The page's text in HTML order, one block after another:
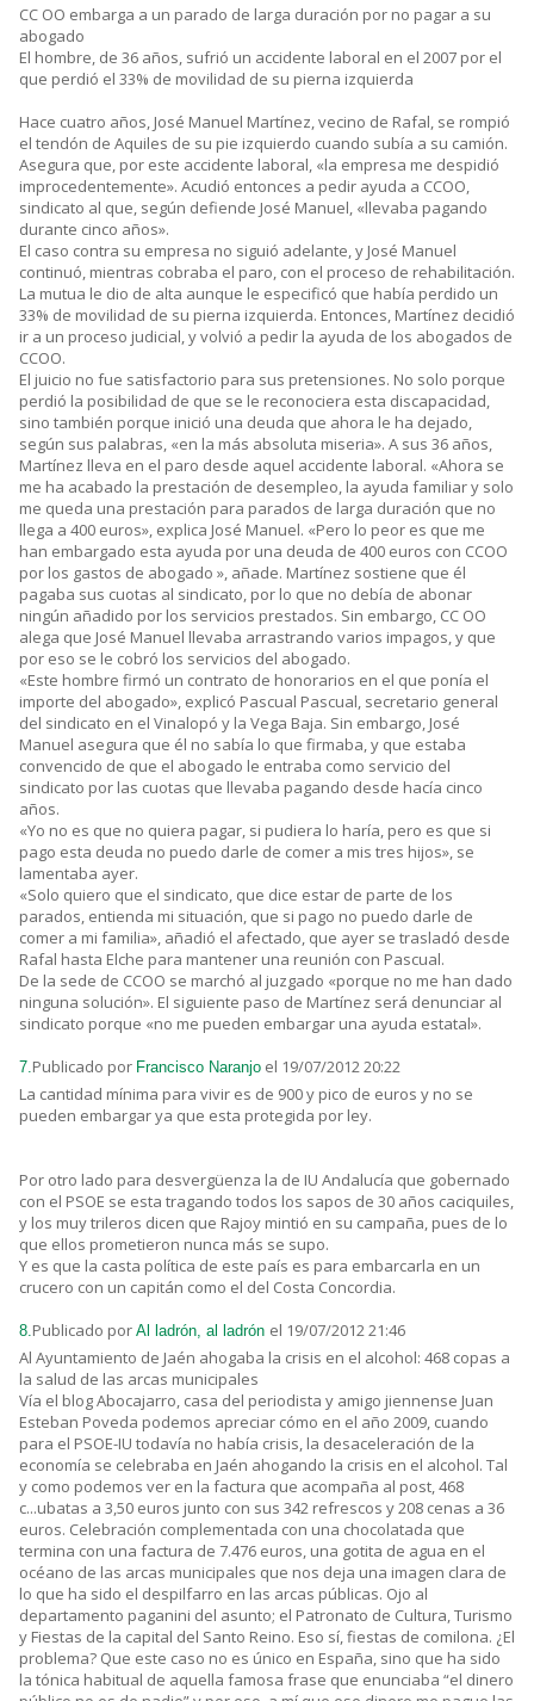
CC OO embarga a un parado de larga duración por no pagar a su
abogado
El hombre, de 36 años, sufrió un accidente laboral en el 2007 por el
que perdió el 33% de movilidad de su pierna izquierda
Hace cuatro años, José Manuel Martínez, vecino de Rafal, se rompió
el tendón de Aquiles de su pie izquierdo cuando subía a su camión.
Asegura que, por este accidente laboral, «la empresa me despidió
improcedentemente». Acudió entonces a pedir ayuda a CCOO,
sindicato al que, según defiende José Manuel, «llevaba pagando
durante cinco años».
El caso contra su empresa no siguió adelante, y José Manuel
continuó, mientras cobraba el paro, con el proceso de rehabilitación.
La mutua le dio de alta aunque le especificó que había perdido un
33% de movilidad de su pierna izquierda. Entonces, Martínez decidió
ir a un proceso judicial, y volvió a pedir la ayuda de los abogados de
CCOO.
El juicio no fue satisfactorio para sus pretensiones. No solo porque
perdió la posibilidad de que se le reconociera esta discapacidad,
sino también porque inició una deuda que ahora le ha dejado,
según sus palabras, «en la más absoluta miseria». A sus 36 años,
Martínez lleva en el paro desde aquel accidente laboral. «Ahora se
me ha acabado la prestación de desempleo, la ayuda familiar y solo
me queda una prestación para parados de larga duración que no
llega a 400 euros», explica José Manuel. «Pero lo peor es que me
han embargado esta ayuda por una deuda de 400 euros con CCOO
por los gastos de abogado », añade. Martínez sostiene que él
pagaba sus cuotas al sindicato, por lo que no debía de abonar
ningún añadido por los servicios prestados. Sin embargo, CC OO
alega que José Manuel llevaba arrastrando varios impagos, y que
por eso se le cobró los servicios del abogado.
«Este hombre firmó un contrato de honorarios en el que ponía el
importe del abogado», explicó Pascual Pascual, secretario general
del sindicato en el Vinalopó y la Vega Baja. Sin embargo, José
Manuel asegura que él no sabía lo que firmaba, y que estaba
convencido de que el abogado le entraba como servicio del
sindicato por las cuotas que llevaba pagando desde hacía cinco
años.
«Yo no es que no quiera pagar, si pudiera lo haría, pero es que si
pago esta deuda no puedo darle de comer a mis tres hijos», se
lamentaba ayer.
«Solo quiero que el sindicato, que dice estar de parte de los
parados, entienda mi situación, que si pago no puedo darle de
comer a mi familia», añadió el afectado, que ayer se trasladó desde
Rafal hasta Elche para mantener una reunión con Pascual.
De la sede de CCOO se marchó al juzgado «porque no me han dado
ninguna solución». El siguiente paso de Martínez será denunciar al
sindicato porque «no me pueden embargar una ayuda estatal».
7.Publicado por Francisco Naranjo el 19/07/2012 20:22
La cantidad mínima para vivir es de 900 y pico de euros y no se
pueden embargar ya que esta protegida por ley.
Por otro lado para desvergüenza la de IU Andalucía que gobernado
con el PSOE se esta tragando todos los sapos de 30 años caciquiles,
y los muy trileros dicen que Rajoy mintió en su campaña, pues de lo
que ellos prometieron nunca más se supo.
Y es que la casta política de este país es para embarcarla en un
crucero con un capitán como el del Costa Concordia.
8.Publicado por Al ladrón, al ladrón el 19/07/2012 21:46
Al Ayuntamiento de Jaén ahogaba la crisis en el alcohol: 468 copas a
la salud de las arcas municipales
Vía el blog Abocajarro, casa del periodista y amigo jiennense Juan
Esteban Poveda podemos apreciar cómo en el año 2009, cuando
para el PSOE-IU todavía no había crisis, la desaceleración de la
economía se celebraba en Jaén ahogando la crisis en el alcohol. Tal
y como podemos ver en la factura que acompaña al post, 468
c...ubatas a 3,50 euros junto con sus 342 refrescos y 208 cenas a 36
euros. Celebración complementada con una chocolatada que
termina con una factura de 7.476 euros, una gotita de agua en el
océano de las arcas municipales que nos deja una imagen clara de
lo que ha sido el despilfarro en las arcas públicas. Ojo al
departamento paganini del asunto; el Patronato de Cultura, Turismo
y Fiestas de la capital del Santo Reino. Eso sí, fiestas de comilona. ¿El
problema? Que este caso no es único en España, sino que ha sido
la tónica habitual de aquella famosa frase que enunciaba “el dinero